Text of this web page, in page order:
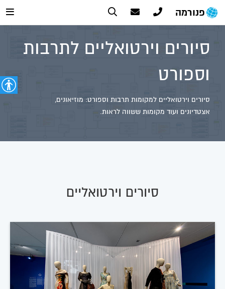
פנורמה
סיורים וירטואליים לתרבות
וספורט
סיורים וירטואליים למקומות תרבות וספורט: מוזיאונים,
אצטדיונים ועוד מקומות ששווה לראות.
סיורים וירטואליים